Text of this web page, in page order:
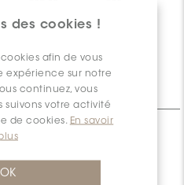
des cookies !
afin de vous
expérience sur notre
continuez, vous
suivons votre activité
de cookies. En savoir
OK
1029,51
Techniques